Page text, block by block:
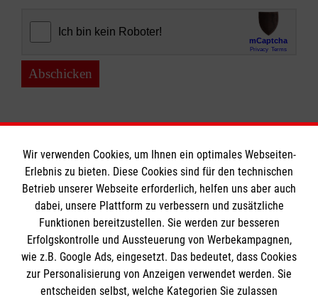
Abschicken
Informationen
Impressum
Datenschutz
Kontakt
Die Malteser
Wir verwenden Cookies, um Ihnen ein optimales Webseiten-
Erlebnis zu bieten. Diese Cookies sind für den technischen
Betrieb unserer Webseite erforderlich, helfen uns aber auch
dabei, unsere Plattform zu verbessern und zusätzliche
Funktionen bereitzustellen. Sie werden zur besseren
Erfolgskontrolle und Aussteuerung von Werbekampagnen,
wie z.B. Google Ads, eingesetzt. Das bedeutet, dass Cookies
zur Personalisierung von Anzeigen verwendet werden. Sie
entscheiden selbst, welche Kategorien Sie zulassen